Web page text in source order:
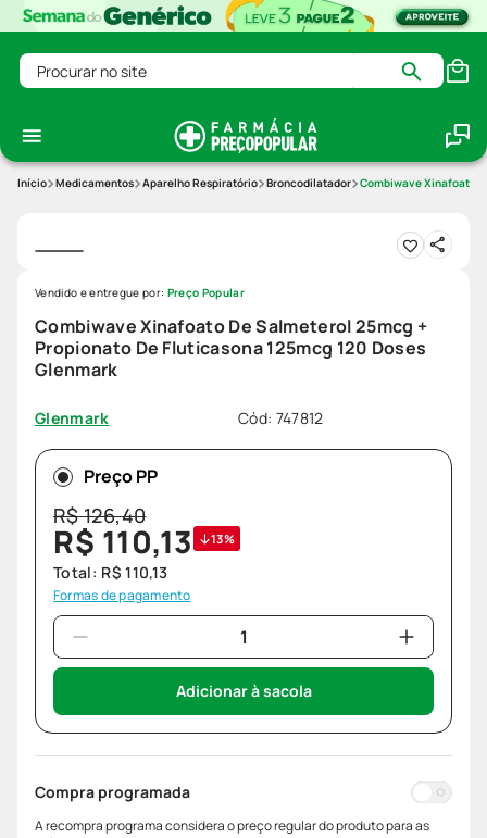
Procurar no site
Medicamentos Aparelho Respiratório Broncodilatador Combiwave Xinafoato
Combiwave Xinafoato De Salmeterol 25mcg +
Propionato De Fluticasona 125mcg 120 Doses
Glenmark
Glenmark Cód: 747812
Vendido e entregue por: Preço Popular
Preço PP
R$126,40
R$ 110,13 13%
Total: R$ 110,13
Formas de pagamento
Adicionar à sacola
Compra programada
A recompra programa considera o preço regular do produto para as